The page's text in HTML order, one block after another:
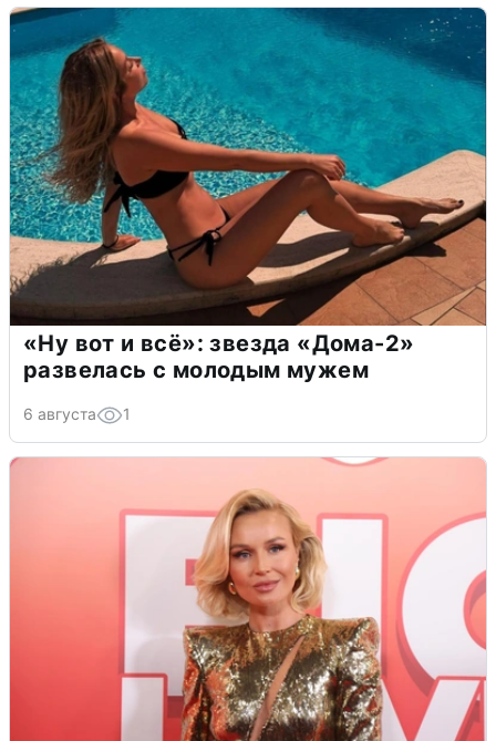
«Ну вот и всё»: звезда «Дома-2»
развелась с молодым мужем
6 августа 1